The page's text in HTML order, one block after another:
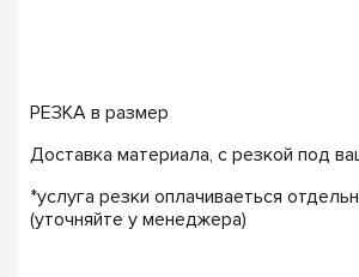
РЕЗКА в размер
Доставка материала, с резкой под
*услуга резки оплачиваеться
(уточняйте у менеджера)